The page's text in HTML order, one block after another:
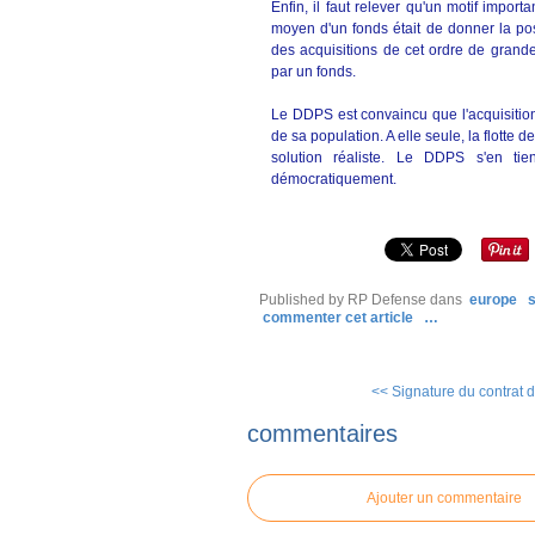
Enfin, il faut relever qu'un motif
moyen d'un fonds était de donner la
des acquisitions de cet ordre de
par un fonds.
Le DDPS est convaincu que
de sa population. A elle seule, la flotte
solution réaliste. Le DDPS s'en
démocratiquement.
Published by RP Defense dans europe
commenter cet article
…
<< Signature du contrat
commentaires
Ajouter un commentaire